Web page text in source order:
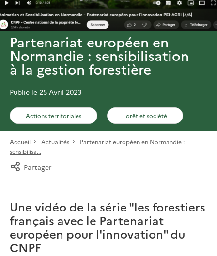
Partenariat européen en
Normandie : sensibilisation
à la gestion forestière
Publié le 25 Avril 2023
Actions territoriales Forêt et société
Accueil Actualités
Partenariat européen en Normandie :
sensibilisa...
Partager
Une vidéo de la série "les forestiers
français avec le Partenariat
européen pour l'innovation" du
CNPF